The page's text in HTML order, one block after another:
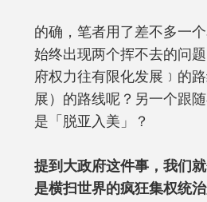
的确，笔者用了差不多一
始终出现两个挥不去的问
府权力往有限化发展﹞的
展）的路线呢？另一个跟
是「脱亚入美」？
提到大政府这件事，我们
是横扫世界的疯狂集权统